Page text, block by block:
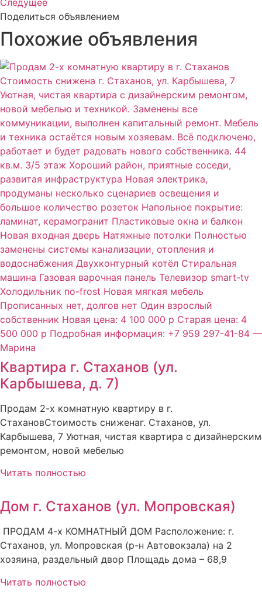
Поделиться объявлением
Похожие объявления
Квартира г. Стаханов (ул.
Карбышева, д. 7)
Продам 2-х комнатную квартиру в г.
СтахановСтоимость сниженаг. Стаханов, ул.
Карбышева, 7 Уютная, чистая квартира с дизайнерским
ремонтом, новой мебелью
Читать полностью
Дом г. Стаханов (ул. Мопровская)
ПРОДАМ 4-х КОМНАТНЫЙ ДОМ Расположение: г.
Стаханов, ул. Мопровская (р-н Автовокзала) на 2
хозяина, раздельный двор Площадь дома – 68,9
Читать полностью